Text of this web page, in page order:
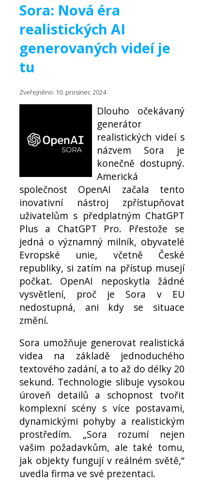
Sora: Nová éra
realistických AI
generovaných videí je
tu
Zveřejněno: 10. prosinec 2024
Dlouho očekávaný
generátor
realistických videí s
názvem Sora je
konečně dostupný.
Americká
společnost OpenAI začala tento
inovativní nástroj zpřístupňovat
uživatelům s předplatným ChatGPT
Plus a ChatGPT Pro. Přestože se
jedná o významný milník, obyvatelé
Evropské unie, včetně České
republiky, si zatím na přístup musejí
počkat. OpenAI neposkytla žádné
vysvětlení, proč je Sora v EU
nedostupná, ani kdy se situace
změní.
Sora umožňuje generovat realistická
videa na základě jednoduchého
textového zadání, a to až do délky 20
sekund. Technologie slibuje vysokou
úroveň detailů a schopnost tvořit
komplexní scény s více postavami,
dynamickými pohyby a realistickým
prostředím. „Sora rozumí nejen
vašim požadavkům, ale také tomu,
jak objekty fungují v reálném světě,“
uvedla firma ve své prezentaci.